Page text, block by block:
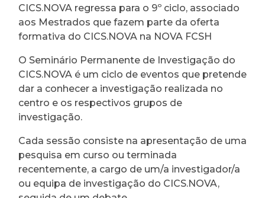
CICS.NOVA regressa para o 9º ciclo, associado
aos Mestrados que fazem parte da oferta
formativa do CICS.NOVA na NOVA FCSH
O Seminário Permanente de Investigação do
CICS.NOVA é um ciclo de eventos que pretende
dar a conhecer a investigação realizada no
centro e os respectivos grupos de
investigação.
Cada sessão consiste na apresentação de uma
pesquisa em curso ou terminada
recentemente, a cargo de um/a investigador/a
ou equipa de investigação do CICS.NOVA,